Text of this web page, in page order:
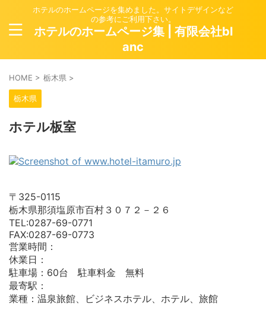
ホテルのホームページを集めました。サイトデザインなど
の参考にご利用下さい。
ホテルのホームページ集 | 有限会社bl
anc
HOME > 栃木県 >
栃木県
ホテル板室
〒325-0115
栃木県那須塩原市百村３０７２－２６
TEL:0287-69-0771
FAX:0287-69-0773
営業時間：
休業日：
駐車場：60台 駐車料金 無料
最寄駅：
業種：温泉旅館、ビジネスホテル、ホテル、旅館